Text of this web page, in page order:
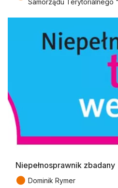
Niepełnosprawnik zbadany
● Dominik Rymer